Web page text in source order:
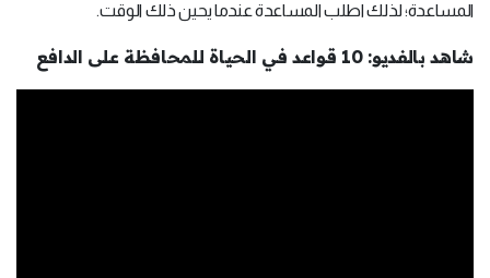
المساعدة؛ لذلك اطلب المساعدة عندما يحين ذلك الوقت.
شاهد بالفديو: 10 قواعد في الحياة للمحافظة على الدافع